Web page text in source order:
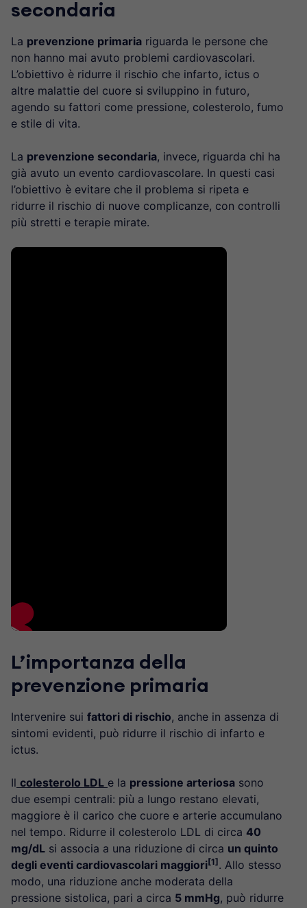
secondaria
La prevenzione primaria riguarda le persone che
non hanno mai avuto problemi cardiovascolari.
L’obiettivo è ridurre il rischio che infarto, ictus o
altre malattie del cuore si sviluppino in futuro,
agendo su fattori come pressione, colesterolo, fumo
e stile di vita.
La prevenzione secondaria, invece, riguarda chi ha
già avuto un evento cardiovascolare. In questi casi
l’obiettivo è evitare che il problema si ripeta e
ridurre il rischio di nuove complicanze, con controlli
più stretti e terapie mirate.
L’importanza della
prevenzione primaria
Intervenire sui fattori di rischio, anche in assenza di
sintomi evidenti, può ridurre il rischio di infarto e
ictus.
Il colesterolo LDL e la pressione arteriosa sono
due esempi centrali: più a lungo restano elevati,
maggiore è il carico che cuore e arterie accumulano
nel tempo. Ridurre il colesterolo LDL di circa 40
mg/dL si associa a una riduzione di circa un quinto
degli eventi cardiovascolari maggiori[1] . Allo stesso
modo, una riduzione anche moderata della
pressione sistolica, pari a circa 5 mmHg, può ridurre